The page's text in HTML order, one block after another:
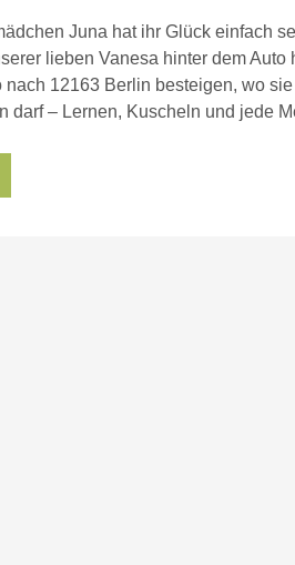
Juna hat ihr Glück einfach
lieben Vanesa hinter dem
nach 12163 Berlin besteigen, wo
darf – Lernen, Kuscheln und jede